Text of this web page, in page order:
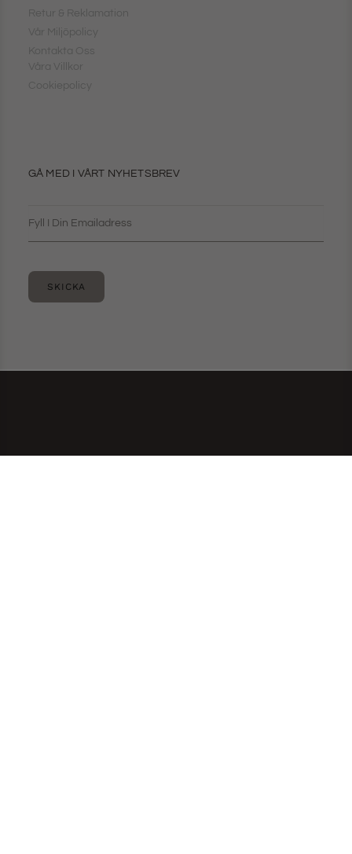
Retur & Reklamation
Vår Miljöpolicy
Kontakta Oss
Våra Villkor
Cookiepolicy
GÅ MED I VÅRT NYHETSBREV
SKICKA